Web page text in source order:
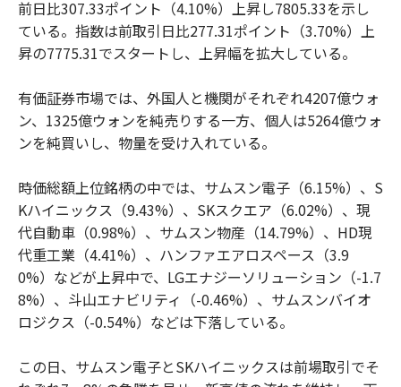
前日比307.33ポイント（4.10%）上昇し7805.33を示し
ている。指数は前取引日比277.31ポイント（3.70%）上
昇の7775.31でスタートし、上昇幅を拡大している。
有価証券市場では、外国人と機関がそれぞれ4207億ウォ
ン、1325億ウォンを純売りする一方、個人は5264億ウォ
ンを純買いし、物量を受け入れている。
時価総額上位銘柄の中では、サムスン電子（6.15%）、S
Kハイニックス（9.43%）、SKスクエア（6.02%）、現
代自動車（0.98%）、サムスン物産（14.79%）、HD現
代重工業（4.41%）、ハンファエアロスペース（3.9
0%）などが上昇中で、LGエナジーソリューション（-1.7
8%）、斗山エナビリティ（-0.46%）、サムスンバイオ
ロジクス（-0.54%）などは下落している。
この日、サムスン電子とSKハイニックスは前場取引でそ